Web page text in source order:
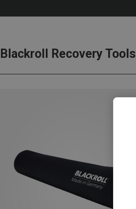
Blackroll Recovery Tools